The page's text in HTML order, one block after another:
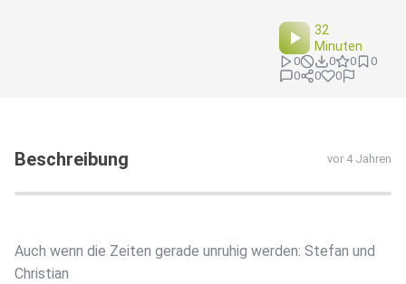
32
Minuten
0 0 0
0
0
0 0
Beschreibung vor 4 Jahren
Auch wenn die Zeiten gerade unruhig werden: Stefan und
Christian